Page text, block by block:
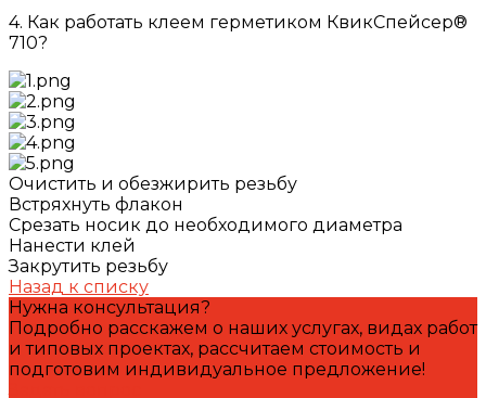
4. Как работать клеем герметиком КвикСпейсер®
710?
Очистить и обезжирить резьбу
Встряхнуть флакон
Срезать носик до необходимого диаметра
Нанести клей
Закрутить резьбу
Назад к списку
Нужна консультация?
Подробно расскажем о наших услугах, видах работ
и типовых проектах, рассчитаем стоимость и
подготовим индивидуальное предложение!